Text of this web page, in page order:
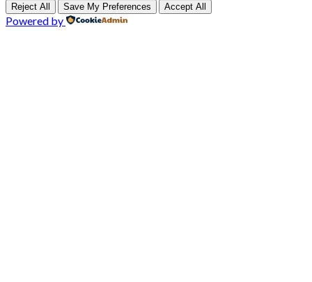
Reject All Save My Preferences Accept All
Powered by